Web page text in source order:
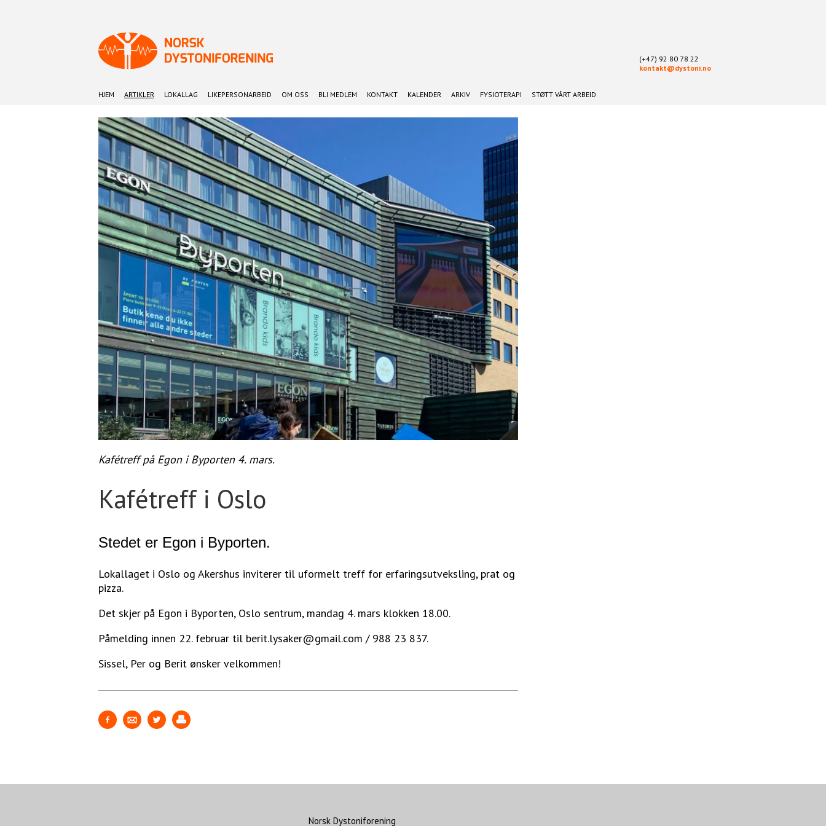
(+47) 92 80 78 22
kontakt@dystoni.no
HJEM ARTIKLER LOKALLAG LIKEPERSONARBEID OM OSS BLI MEDLEM KONTAKT KALENDER ARKIV FYSIOTERAPI STØTT VÅRT ARBEID
Kafétreff på Egon i Byporten 4. mars.
Kafétreff i Oslo
Stedet er Egon i Byporten.
Lokallaget i Oslo og Akershus inviterer til uformelt treff for erfaringsutveksling, prat og
pizza.
Det skjer på Egon i Byporten, Oslo sentrum, mandag 4. mars klokken 18.00.
Påmelding innen 22. februar til berit.lysaker@gmail.com / 988 23 837.
Sissel, Per og Berit ønsker velkommen!
Norsk Dystoniforening